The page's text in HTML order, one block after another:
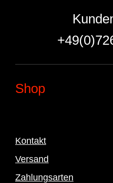
Shop
Kontakt
Versand
Zahlungsarten